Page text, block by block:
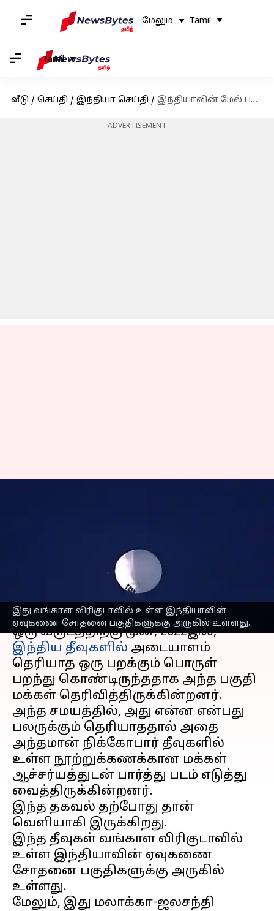
மேலும் Tamil
Tamil
வீடு / செய்தி / இந்தியா செய்தி / இந்தியாவின் மேல் பறந்து கொண்டிருந்த அடையாளம் தெரியாத பறக்கும் பொருள்
ADVERTISEMENT
இது வங்காள விரிகுடாவில் உள்ள இந்தியாவின்
ஏவுகணை சோதனை பகுதிகளுக்கு அருகில் உள்ளது.
பறக்கும் பொருள்
Feb 25, 2023
செய்தி முன்னோட்டம்
ஒரு வருடத்திற்கு முன், 2022இல்,
இந்திய தீவுகளில் அடையாளம்
தெரியாத ஒரு பறக்கும் பொருள்
பறந்து கொண்டிருந்ததாக அந்த பகுதி
மக்கள் தெரிவித்திருக்கின்றனர்.
அந்த சமயத்தில், அது என்ன என்பது
பலருக்கும் தெரியாததால் அதை
அந்தமான் நிக்கோபார் தீவுகளில்
உள்ள நூற்றுக்கணக்கான மக்கள்
ஆச்சர்யத்துடன் பார்த்து படம் எடுத்து
வைத்திருக்கின்றனர்.
இந்த தகவல் தற்போது தான்
வெளியாகி இருக்கிறது.
இந்த தீவுகள் வங்காள விரிகுடாவில்
உள்ள இந்தியாவின் ஏவுகணை
சோதனை பகுதிகளுக்கு அருகில்
உள்ளது.
மேலும், இது மலாக்கா-ஜலசந்தி